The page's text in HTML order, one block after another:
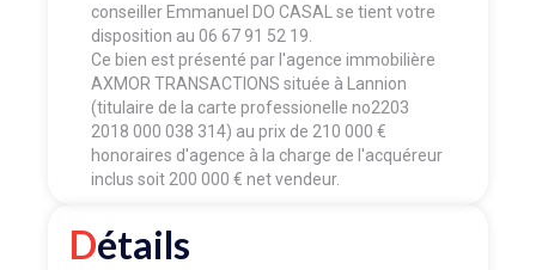
conseiller Emmanuel DO CASAL se tient votre
disposition au 06 67 91 52 19.
Ce bien est présenté par l'agence immobilière
AXMOR TRANSACTIONS située à Lannion
(titulaire de la carte professionelle no2203
2018 000 038 314) au prix de 210 000 €
honoraires d'agence à la charge de l'acquéreur
inclus soit 200 000 € net vendeur.
Détails